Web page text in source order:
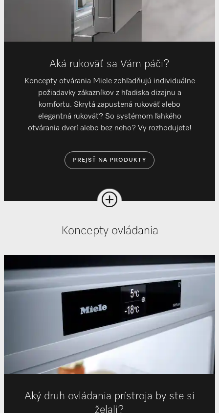
Aká rukoväť sa Vám páči?
Koncepty otvárania Miele zohľadňujú individuálne
požiadavky zákazníkov z hľadiska dizajnu a
komfortu. Skrytá zapustená rukoväť alebo
elegantná rukoväť? So systémom ľahkého
otvárania dverí alebo bez neho? Vy rozhodujete!
PREJSŤ NA PRODUKTY
Koncepty ovládania
Aký druh ovládania prístroja by ste si
želali?